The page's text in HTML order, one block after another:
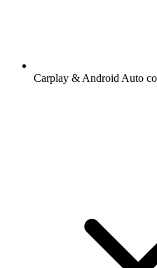
Carplay & Android Auto